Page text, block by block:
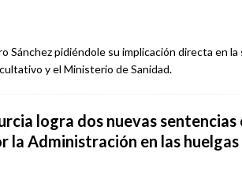
Sánchez pidiéndole su implicación directa en la
y el Ministerio de Sanidad.
logra dos nuevas
la Administración en las huelgas